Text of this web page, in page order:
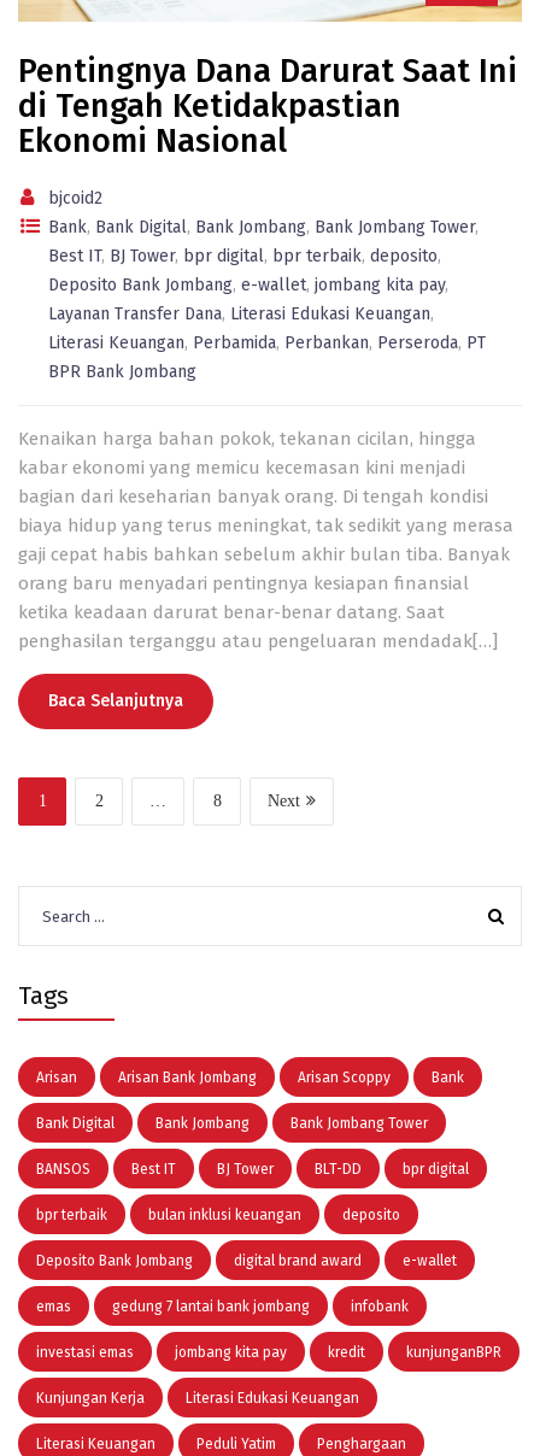
Pentingnya Dana Darurat Saat Ini
di Tengah Ketidakpastian
Ekonomi Nasional
bjcoid2
Bank, Bank Digital, Bank Jombang, Bank Jombang Tower,
Best IT, BJ Tower, bpr digital, bpr terbaik, deposito,
Deposito Bank Jombang, e-wallet, jombang kita pay,
Layanan Transfer Dana, Literasi Edukasi Keuangan,
Literasi Keuangan, Perbamida, Perbankan, Perseroda, PT
BPR Bank Jombang
Kenaikan harga bahan pokok, tekanan cicilan, hingga
kabar ekonomi yang memicu kecemasan kini menjadi
bagian dari keseharian banyak orang. Di tengah kondisi
biaya hidup yang terus meningkat, tak sedikit yang merasa
gaji cepat habis bahkan sebelum akhir bulan tiba. Banyak
orang baru menyadari pentingnya kesiapan finansial
ketika keadaan darurat benar-benar datang. Saat
penghasilan terganggu atau pengeluaran mendadak[…]
Baca Selanjutnya
1 2 … 8 Next
for:
Tags
Arisan Arisan Bank Jombang Arisan Scoppy Bank
Bank Digital Bank Jombang Bank Jombang Tower
BANSOS Best IT BJ Tower BLT-DD bpr digital
bpr terbaik bulan inklusi keuangan deposito
Deposito Bank Jombang digital brand award e-wallet
emas gedung 7 lantai bank jombang infobank
investasi emas jombang kita pay kredit kunjunganBPR
Kunjungan Kerja Literasi Edukasi Keuangan
Literasi Keuangan Peduli Yatim Penghargaan